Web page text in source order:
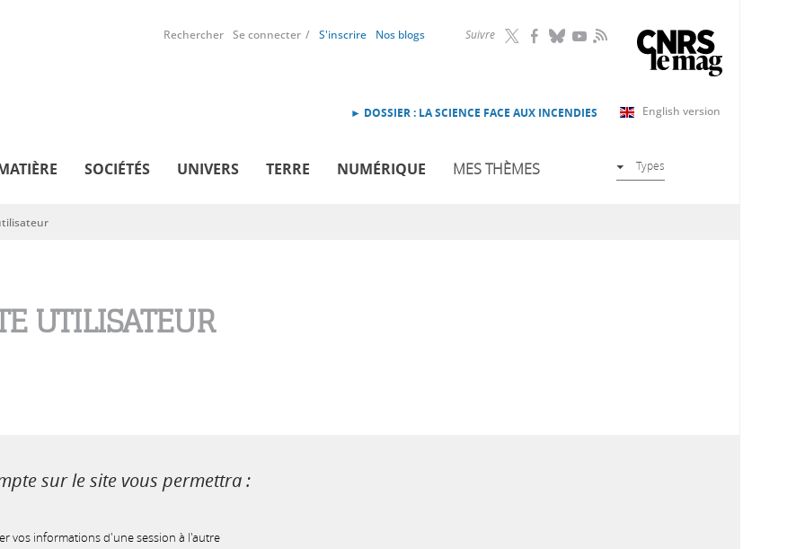
Suivre RSS
Rechercher Se connecter S'inscrire Nos blogs
English version
► DOSSIER : LA SCIENCE FACE AUX INCENDIES
SOCIÉTÉS UNIVERS TERRE NUMÉRIQUE MES THÈMES Types
UTILISATEUR
sur le site vous permettra :
vos informations d'une session à l'autre